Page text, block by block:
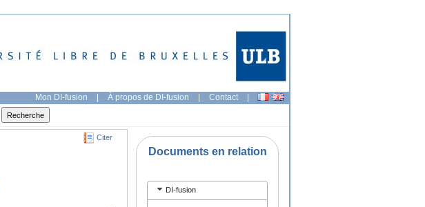
Mon DI-fusion | À propos de DI-fusion | Contact |
Citer
Documents en relation
DI-fusion